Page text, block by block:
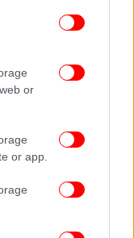
or
or app.